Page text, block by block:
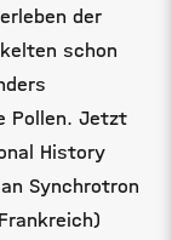
der
schon
Pollen. Jetzt
History
Synchrotron